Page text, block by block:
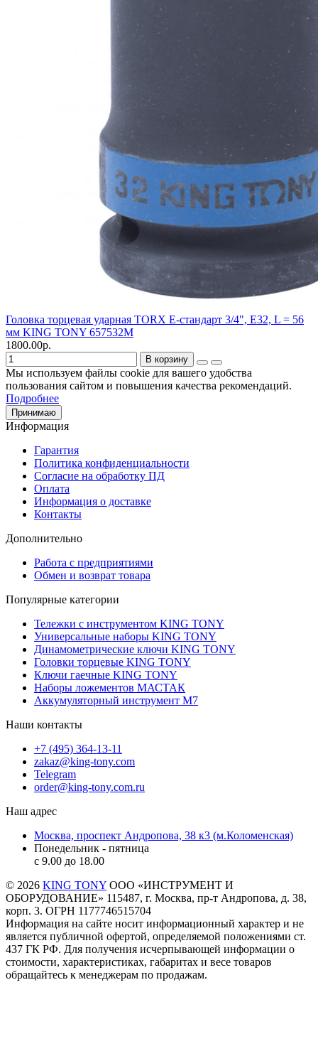
Головка торцевая ударная TORX Е-стандарт 3/4", E32, L = 56
мм KING TONY 657532M
1800.00р.
В корзину
Мы используем файлы cookie для вашего удобства
пользования сайтом и повышения качества рекомендаций.
Подробнее
Принимаю
Информация
Гарантия
Политика конфиденциальности
Согласие на обработку ПД
Оплата
Информация о доставке
Контакты
Дополнительно
Работа с предприятиями
Обмен и возврат товара
Популярные категории
Тележки с инструментом KING TONY
Универсальные наборы KING TONY
Динамометрические ключи KING TONY
Головки торцевые KING TONY
Ключи гаечные KING TONY
Наборы ложементов МАСТАК
Аккумуляторный инструмент M7
Наши контакты
+7 (495) 364-13-11
zakaz@king-tony.com
Telegram
order@king-tony.com.ru
Наш адрес
Москва, проспект Андропова, 38 к3 (м.Коломенская)
Понедельник - пятница
c 9.00 до 18.00
© 2026 KING TONY ООО «ИНСТРУМЕНТ И
ОБОРУДОВАНИЕ» 115487, г. Москва, пр-т Андропова, д. 38,
корп. 3. ОГРН 1177746515704
Информация на сайте носит информационный характер и не
является публичной офертой, определяемой положениями ст.
437 ГК РФ. Для получения исчерпывающей информации о
стоимости, характеристиках, габаритах и весе товаров
обращайтесь к менеджерам по продажам.